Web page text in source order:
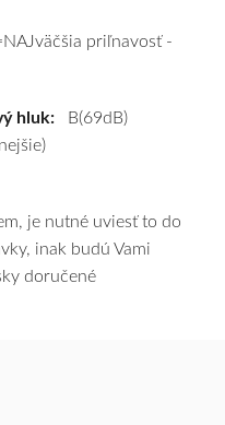
priľnavosť -
hluk: B(69dB)
je nutné uviesť to do
inak budú Vami
doručené